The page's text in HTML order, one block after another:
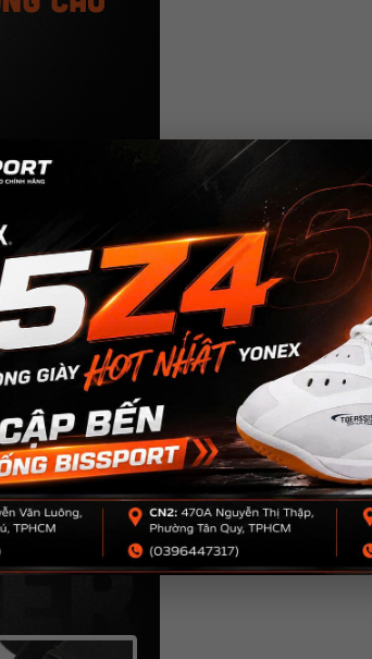
không gây kích ứng
su thiên nhiên), bó cổ chân Mueller có độ co
gây kích ứng da – phù hợp cả với người có làn